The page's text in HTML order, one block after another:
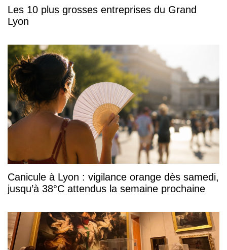
Les 10 plus grosses entreprises du Grand
Lyon
Canicule à Lyon : vigilance orange dès samedi,
jusqu’à 38°C attendus la semaine prochaine